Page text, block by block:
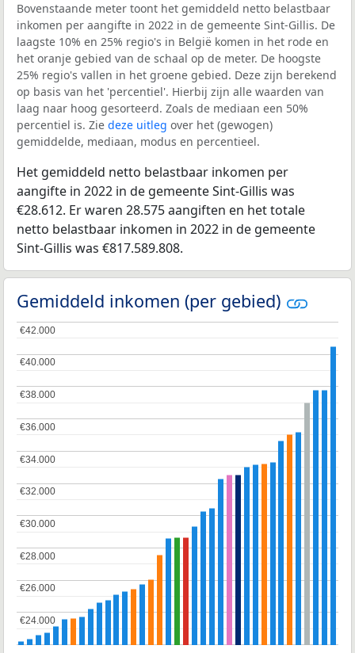
Bovenstaande meter toont het gemiddeld netto belastbaar
inkomen per aangifte in 2022 in de gemeente Sint-Gillis. De
laagste 10% en 25% regio's in België komen in het rode en
het oranje gebied van de schaal op de meter. De hoogste
25% regio's vallen in het groene gebied. Deze zijn berekend
op basis van het 'percentiel'. Hierbij zijn alle waarden van
laag naar hoog gesorteerd. Zoals de mediaan een 50%
percentiel is. Zie deze uitleg over het (gewogen)
gemiddelde, mediaan, modus en percentieel.
Het gemiddeld netto belastbaar inkomen per
aangifte in 2022 in de gemeente Sint-Gillis was
€28.612. Er waren 28.575 aangiften en het totale
netto belastbaar inkomen in 2022 in de gemeente
Sint-Gillis was €817.589.808.
Gemiddeld inkomen (per gebied)
€24.000
€24.000
€26.000
€26.000
€28.000
€28.000
€30.000
€30.000
€32.000
€32.000
€34.000
€34.000
€36.000
€36.000
€38.000
€38.000
€40.000
€40.000
€42.000
€42.000